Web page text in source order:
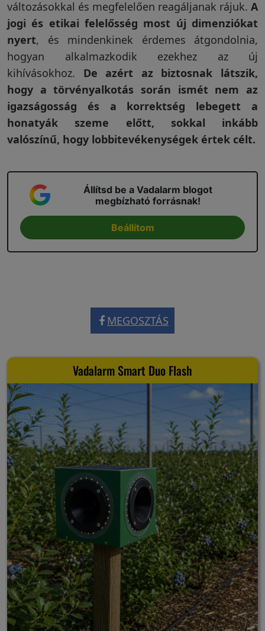
változásokkal és megfelelően reagáljanak rájuk. A
jogi és etikai felelősség most új dimenziókat
nyert, és mindenkinek érdemes átgondolnia,
hogyan alkalmazkodik ezekhez az új
kihívásokhoz. De azért az biztosnak látszik,
hogy a törvényalkotás során ismét nem az
igazságosság és a korrektség lebegett a
honatyák szeme előtt, sokkal inkább
valószínű, hogy lobbitevékenységek értek célt.
Állítsd be a Vadalarm blogot
megbízható forrásnak!
Beállítom
MEGOSZTÁS
Vadalarm Smart Duo Flash